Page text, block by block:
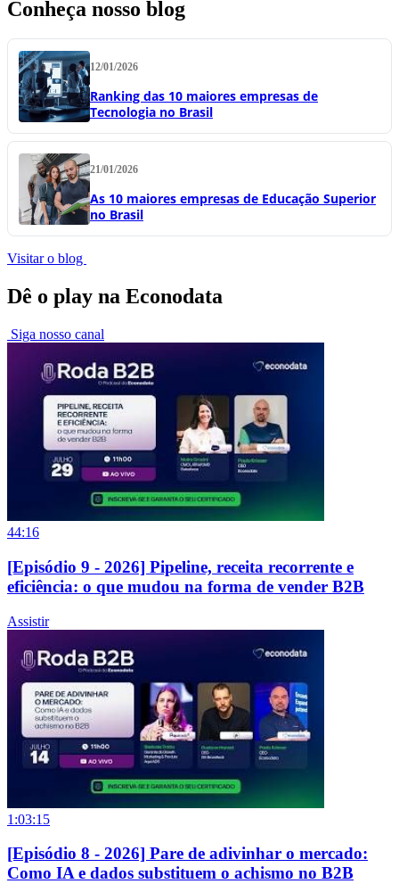
Conheça nosso blog
12/01/2026
Ranking das 10 maiores empresas de
Tecnologia no Brasil
21/01/2026
As 10 maiores empresas de Educação Superior
no Brasil
Visitar o blog
Dê o play na Econodata
Siga nosso canal
44:16
[Episódio 9 - 2026] Pipeline, receita recorrente e
eficiência: o que mudou na forma de vender B2B
Assistir
1:03:15
[Episódio 8 - 2026] Pare de adivinhar o mercado:
Como IA e dados substituem o achismo no B2B